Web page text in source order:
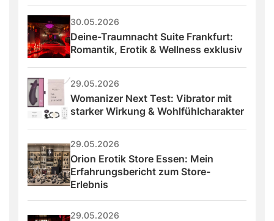
30.05.2026
Deine-Traumnacht Suite Frankfurt:
Romantik, Erotik & Wellness exklusiv
29.05.2026
Womanizer Next Test: Vibrator mit
starker Wirkung & Wohlfühlcharakter
29.05.2026
Orion Erotik Store Essen: Mein
Erfahrungsbericht zum Store-
Erlebnis
29.05.2026